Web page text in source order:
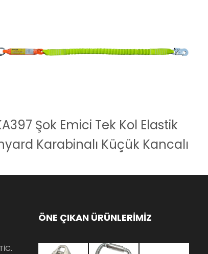
Şok Emici Tek Kol Elastik
Karabinalı Küçük Kancalı
ÖNE ÇIKAN ÜRÜNLERİMİZ